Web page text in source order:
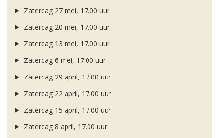
Zaterdag 27 mei, 17.00 uur
Zaterdag 20 mei, 17.00 uur
Zaterdag 13 mei, 17.00 uur
Zaterdag 6 mei, 17.00 uur
Zaterdag 29 april, 17.00 uur
Zaterdag 22 april, 17.00 uur
Zaterdag 15 april, 17.00 uur
Zaterdag 8 april, 17.00 uur